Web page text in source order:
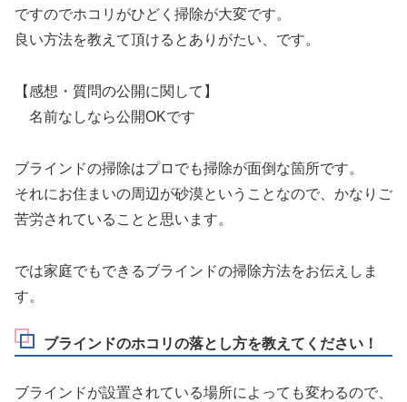
ですのでホコリがひどく掃除が大変です。
良い方法を教えて頂けるとありがたい、です。
【感想・質問の公開に関して】
名前なしなら公開OKです
ブラインドの掃除はプロでも掃除が面倒な箇所です。
それにお住まいの周辺が砂漠ということなので、かなりご
苦労されていることと思います。
では家庭でもできるブラインドの掃除方法をお伝えしま
す。
ブラインドのホコリの落とし方を教えてください！
ブラインドが設置されている場所によっても変わるので、